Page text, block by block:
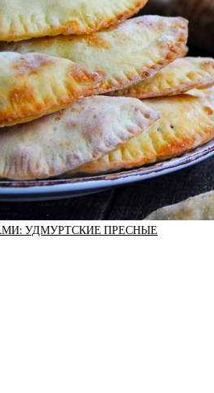
УДМУРТСКИЕ ПРЕСНЫЕ